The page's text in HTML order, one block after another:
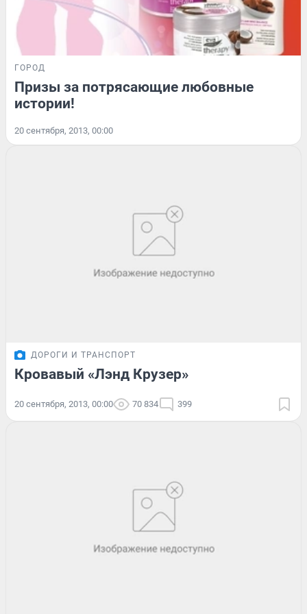
ГОРОД
Призы за потрясающие любовные
истории!
20 сентября, 2013, 00:00
ДОРОГИ И ТРАНСПОРТ
Кровавый «Лэнд Крузер»
20 сентября, 2013, 00:00 70 834 399